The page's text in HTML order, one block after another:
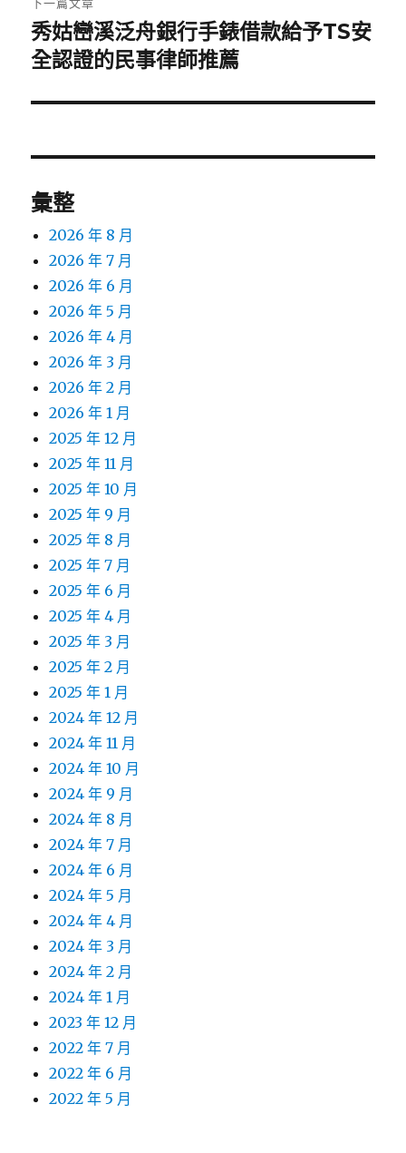
下
一
文
秀姑巒溪泛舟銀行手錶借款給予TS安
全認證的民事律師推薦
彙整
2026 年 8 月
2026 年 7 月
2026 年 6 月
2026 年 5 月
2026 年 4 月
2026 年 3 月
2026 年 2 月
2026 年 1 月
2025 年 12 月
2025 年 11 月
2025 年 10 月
2025 年 9 月
2025 年 8 月
2025 年 7 月
2025 年 6 月
2025 年 4 月
2025 年 3 月
2025 年 2 月
2025 年 1 月
2024 年 12 月
2024 年 11 月
2024 年 10 月
2024 年 9 月
2024 年 8 月
2024 年 7 月
2024 年 6 月
2024 年 5 月
2024 年 4 月
2024 年 3 月
2024 年 2 月
2024 年 1 月
2023 年 12 月
2022 年 7 月
2022 年 6 月
2022 年 5 月